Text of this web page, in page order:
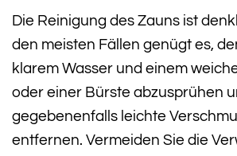
Die Reinigung des Zauns ist
den meisten Fällen genügt es,
klarem Wasser und einem
oder einer Bürste abzusprühen
gegebenenfalls leichte
entfernen. Vermeiden Sie die